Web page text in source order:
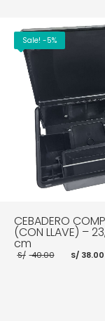
Sale! -5%
CEBADERO
(CON LLAVE) –
cm
S/ 40.00 El
precio
S/38.00